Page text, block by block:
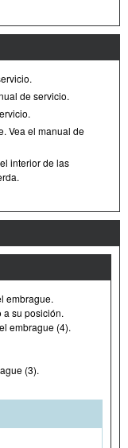
de servicio.
Vea el manual de
interior de las
embrague.
a su posición.
embrague (4).
(3).